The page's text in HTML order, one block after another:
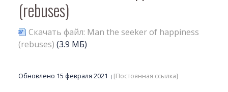
(rebuses)
Скачать файл: Man the seeker of happiness
(rebuses) (3.9 МБ)
Обновлено 15 февраля 2021 [Постоянная ссылка]